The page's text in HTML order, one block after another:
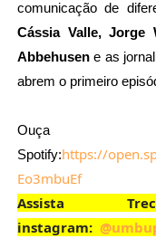
comunicação de
Cássia Valle, Jorge
Abbehusen e as
abrem o primeiro
Spotify:https://
Eo3mbuEf
Assista
instagram: